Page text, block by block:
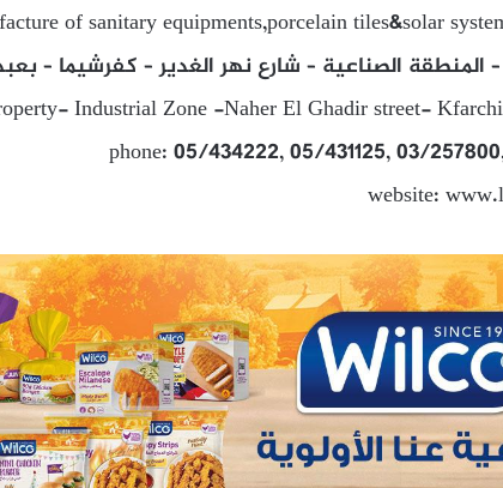
of sanitary equipments,porcelain tiles&solar
المنطقة الصناعية – شارع نهر الغدير – كفرشيما –
Industrial Zone -Naher El Ghadir street-
phone: 05/434222, 05/431125, 03/
website: